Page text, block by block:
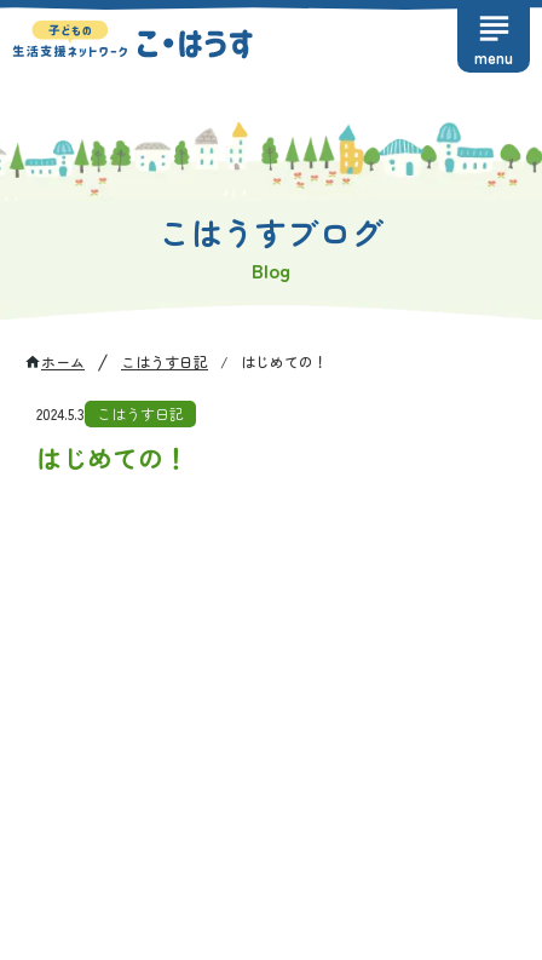
subject
menu
こはうすブログ
Blog
homeホーム / こはうす日記 / はじめての！
2024.5.3 こはうす日記
はじめての！